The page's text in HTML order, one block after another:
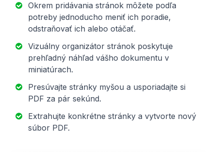
Okrem pridávania stránok môžete podľa
potreby jednoducho meniť ich poradie,
odstraňovať ich alebo otáčať.
Vizuálny organizátor stránok poskytuje
prehľadný náhľad vášho dokumentu v
miniatúrach.
Presúvajte stránky myšou a usporiadajte si
PDF za pár sekúnd.
Extrahujte konkrétne stránky a vytvorte nový
súbor PDF.